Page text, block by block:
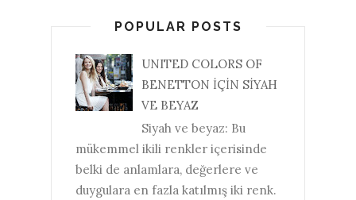
POPULAR POSTS
UNITED COLORS OF
BENETTON İÇİN SİYAH
VE BEYAZ
Siyah ve beyaz: Bu
mükemmel ikili renkler içerisinde
belki de anlamlara, değerlere ve
duygulara en fazla katılmış iki renk.